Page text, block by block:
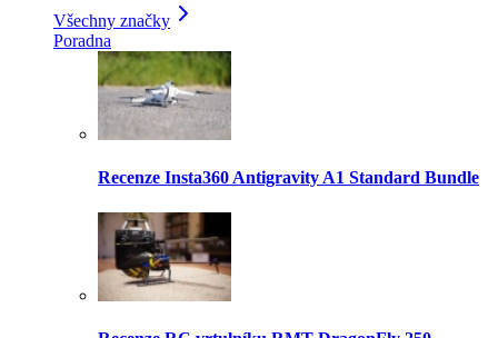
Všechny značky
Poradna
Recenze Insta360 Antigravity A1 Standard Bundle